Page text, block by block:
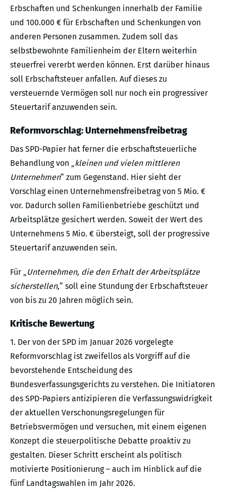
Erbschaften und Schenkungen innerhalb der Familie
und 100.000 € für Erbschaften und Schenkungen von
anderen Personen zusammen. Zudem soll das
selbstbewohnte Familienheim der Eltern weiterhin
steuerfrei vererbt werden können. Erst darüber hinaus
soll Erbschaftsteuer anfallen. Auf dieses zu
versteuernde Vermögen soll nur noch ein progressiver
Steuertarif anzuwenden sein.
Reformvorschlag: Unternehmensfreibetrag
Das SPD-Papier hat ferner die erbschaftsteuerliche
Behandlung von „kleinen und vielen mittleren
Unternehmen“ zum Gegenstand. Hier sieht der
Vorschlag einen Unternehmensfreibetrag von 5 Mio. €
vor. Dadurch sollen Familienbetriebe geschützt und
Arbeitsplätze gesichert werden. Soweit der Wert des
Unternehmens 5 Mio. € übersteigt, soll der progressive
Steuertarif anzuwenden sein.
Für „Unternehmen, die den Erhalt der Arbeitsplätze
sicherstellen,“ soll eine Stundung der Erbschaftsteuer
von bis zu 20 Jahren möglich sein.
Kritische Bewertung
1. Der von der SPD im Januar 2026 vorgelegte
Reformvorschlag ist zweifellos als Vorgriff auf die
bevorstehende Entscheidung des
Bundesverfassungsgerichts zu verstehen. Die Initiatoren
des SPD-Papiers antizipieren die Verfassungswidrigkeit
der aktuellen Verschonungsregelungen für
Betriebsvermögen und versuchen, mit einem eigenen
Konzept die steuerpolitische Debatte proaktiv zu
gestalten. Dieser Schritt erscheint als politisch
motivierte Positionierung – auch im Hinblick auf die
fünf Landtagswahlen im Jahr 2026.